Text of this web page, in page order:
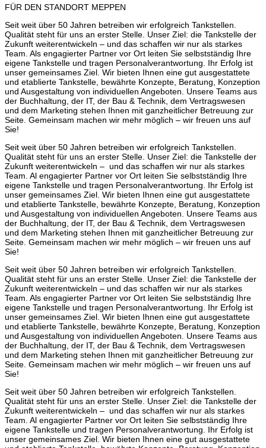
FÜR DEN STANDORT MEPPEN
Seit weit über 50 Jahren betreiben wir erfolgreich Tankstellen.
Qualität steht für uns an erster Stelle. Unser Ziel: die Tankstelle der
Zukunft weiterentwickeln – und das schaffen wir nur als starkes
Team. Als engagierter Partner vor Ort leiten Sie selbstständig Ihre
eigene Tankstelle und tragen Personalverantwortung. Ihr Erfolg ist
unser gemeinsames Ziel. Wir bieten Ihnen eine gut ausgestattete
und etablierte Tankstelle, bewährte Konzepte, Beratung, Konzeption
und Ausgestaltung von individuellen Angeboten. Unsere Teams aus
der Buchhaltung, der IT, der Bau & Technik, dem Vertragswesen
und dem Marketing stehen Ihnen mit ganzheitlicher Betreuung zur
Seite. Gemeinsam machen wir mehr möglich – wir freuen uns auf
Sie!
Seit weit über 50 Jahren betreiben wir erfolgreich Tankstellen.
Qualität steht für uns an erster Stelle. Unser Ziel: die Tankstelle der
Zukunft weiterentwickeln – und das schaffen wir nur als starkes
Team. Al engagierter Partner vor Ort leiten Sie selbstständig Ihre
eigene Tankstelle und tragen Personalverantwortung. Ihr Erfolg ist
unser gemeinsames Ziel. Wir bieten Ihnen eine gut ausgestattete
und etablierte Tankstelle, bewährte Konzepte, Beratung, Konzeption
und Ausgestaltung von individuellen Angeboten. Unsere Teams aus
der Buchhaltung, der IT, der Bau & Technik, dem Vertragswesen
und dem Marketing stehen Ihnen mit ganzheitlicher Betreuung zur
Seite. Gemeinsam machen wir mehr möglich – wir freuen uns auf
Sie!
Seit weit über 50 Jahren betreiben wir erfolgreich Tankstellen.
Qualität steht für uns an erster Stelle. Unser Ziel: die Tankstelle der
Zukunft weiterentwickeln – und das schaffen wir nur als starkes
Team. Als engagierter Partner vor Ort leiten Sie selbstständig Ihre
eigene Tankstelle und tragen Personalverantwortung. Ihr Erfolg ist
unser gemeinsames Ziel. Wir bieten Ihnen eine gut ausgestattete
und etablierte Tankstelle, bewährte Konzepte, Beratung, Konzeption
und Ausgestaltung von individuellen Angeboten. Unsere Teams aus
der Buchhaltung, der IT, der Bau & Technik, dem Vertragswesen
und dem Marketing stehen Ihnen mit ganzheitlicher Betreuung zur
Seite. Gemeinsam machen wir mehr möglich – wir freuen uns auf
Sie!
Seit weit über 50 Jahren betreiben wir erfolgreich Tankstellen.
Qualität steht für uns an erster Stelle. Unser Ziel: die Tankstelle der
Zukunft weiterentwickeln – und das schaffen wir nur als starkes
Team. Al engagierter Partner vor Ort leiten Sie selbstständig Ihre
eigene Tankstelle und tragen Personalverantwortung. Ihr Erfolg ist
unser gemeinsames Ziel. Wir bieten Ihnen eine gut ausgestattete